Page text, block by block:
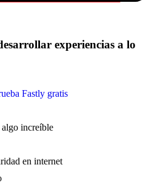
experiencias a lo
Fastly gratis
algo increíble
en internet